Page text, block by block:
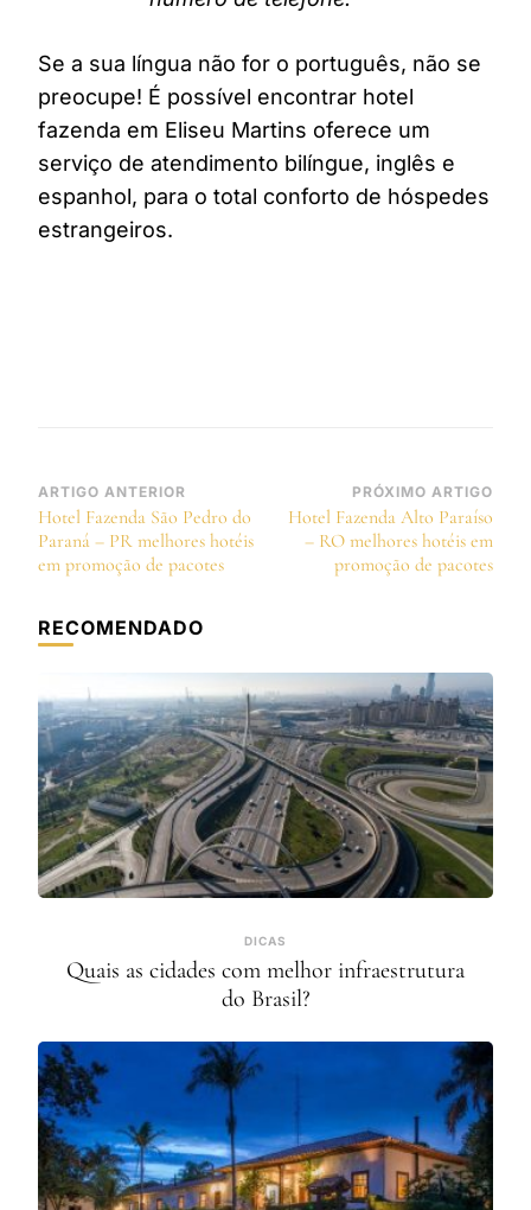
Se a sua língua não for o português, não se
preocupe! É possível encontrar hotel
fazenda em Eliseu Martins oferece um
serviço de atendimento bilíngue, inglês e
espanhol, para o total conforto de hóspedes
estrangeiros.
Navegação
de
post
ARTIGO ANTERIOR
Hotel Fazenda São Pedro do
Paraná – PR melhores hotéis
em promoção de pacotes
PRÓXIMO ARTIGO
Hotel Fazenda Alto Paraíso
– RO melhores hotéis em
promoção de pacotes
RECOMENDADO
DICAS
Quais as cidades com melhor infraestrutura
do Brasil?